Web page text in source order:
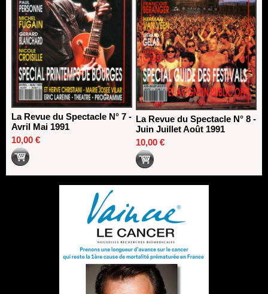
La Revue du Spectacle N° 7 -
Avril Mai 1991
10,00 €
La Revue du Spectacle N° 8 -
Juin Juillet Août 1991
10,00 €